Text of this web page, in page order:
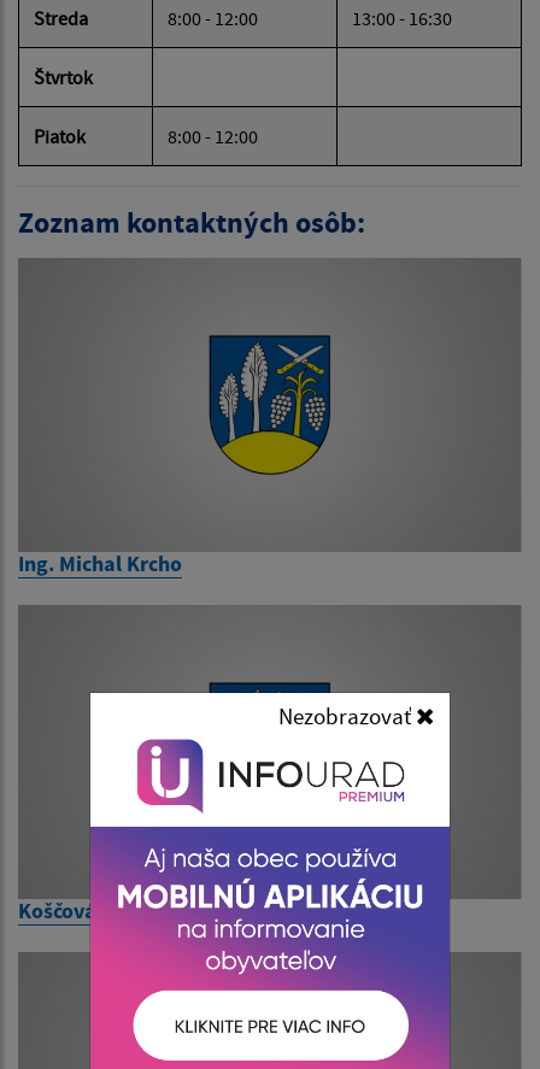
Streda 8:00 - 12:00 13:00 - 16:30
Štvrtok
Piatok 8:00 - 12:00
Zoznam kontaktných osôb:
Ing. Michal Krcho
Koščová Viera
Nezobrazovať